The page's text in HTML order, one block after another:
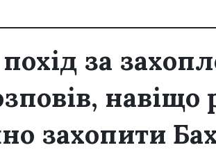
за
навіщо
захопити